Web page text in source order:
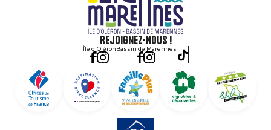
Rejoignez-nous !
Île d'OléronBassin de Marennes